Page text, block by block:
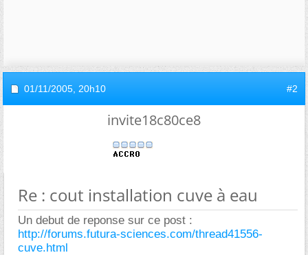
01/11/2005, 20h10 #2
invite18c80ce8
Re : cout installation cuve à eau
Un debut de reponse sur ce post :
http://forums.futura-sciences.com/thread41556-
cuve.html